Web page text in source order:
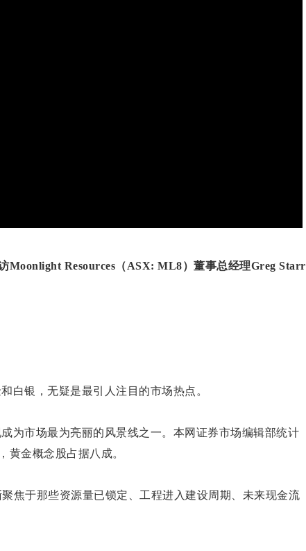
Resources（ASX: ML8）董事总经理Greg Starr
白银，无疑是最引人注目的市场热点。
为市场最为亮丽的风景线之一。本网证券市场编辑部统计
黄金概念股占据八成。
焦于那些资源量已锁定、工程进入建设周期、未来现金流